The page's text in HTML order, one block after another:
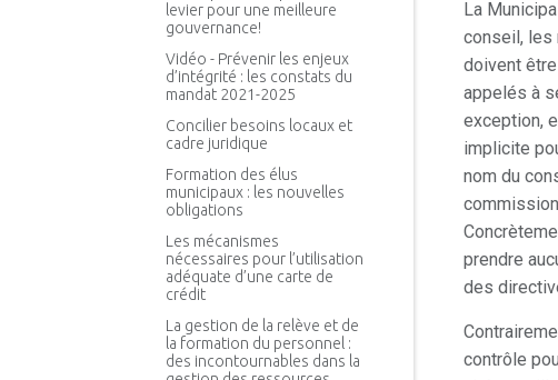
levier pour une meilleure
gouvernance!
Vidéo - Prévenir les enjeux
d’intégrité : les constats du
mandat 2021-2025
Concilier besoins locaux et
cadre juridique
Formation des élus
municipaux : les nouvelles
obligations
Les mécanismes
nécessaires pour l’utilisation
adéquate d’une carte de
crédit
La gestion de la relève et de
la formation du personnel :
des incontournables dans la
La
conseil, les
doivent
appelés à
exception,
implicite
nom du
prendre
des
contrôle